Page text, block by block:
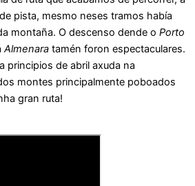
pista, mesmo neses tramos había
montaña. O descenso dende o Porto
Almenara tamén foron espectaculares.
principios de abril axuda na
montes principalmente poboados
gran ruta!